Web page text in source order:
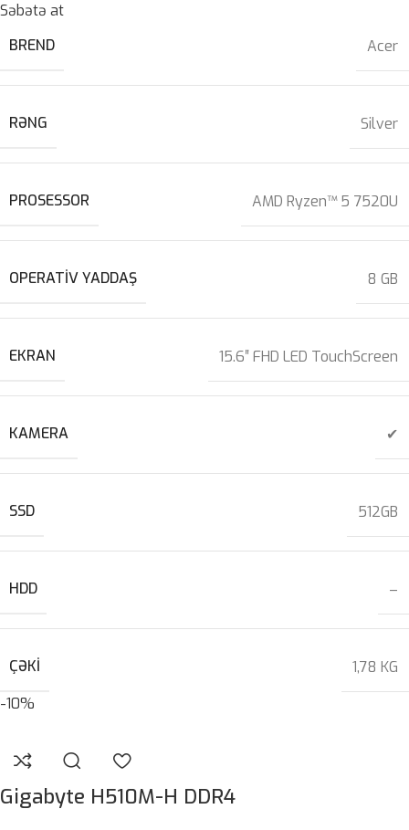
Səbətə at
BREND
Acer
RƏNG Silver
PROSESSOR AMD Ryzen™ 5 7520U
OPERATIV YADDAŞ 8 GB
EKRAN 15.6″ FHD LED TouchScreen
KAMERA ✔
SSD 512GB
HDD –
ÇƏKI
1,78 KG
-10%
Gigabyte H510M-H DDR4